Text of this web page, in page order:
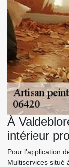
À
intérieur
Pour l’application
Multiservices situé